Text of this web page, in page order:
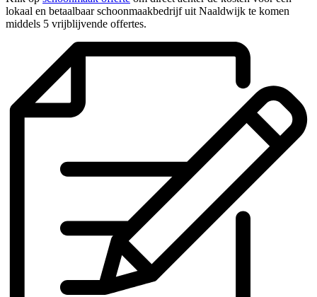
lokaal en betaalbaar schoonmaakbedrijf uit Naaldwijk te komen
middels 5 vrijblijvende offertes.